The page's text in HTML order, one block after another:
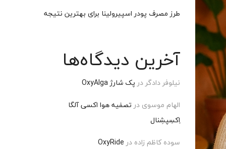
طرز مصرف پودر اسپیرولینا برای بهترین نتیجه
آخرین دیدگاه‌ها
نیلوفر دادگردرپک شارژ OxyAlga
الهام موسوی درتصفیه هوا اکسی آلگا
اِکسِپشِنال
سوده کاظم زاده درOxyRide